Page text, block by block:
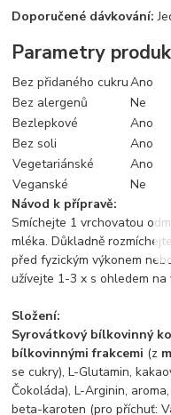
Doporučené dávkování:
Parametry
Bez přidaného cukruAno
Bez alergenů
Ne
Bezlepkové
Ano
Bez soli
Ano
Vegetariánské
Ano
Veganské
Ne
Návod k přípravě:
Smíchejte 1 vrchovatou
mléka. Důkladně
před fyzickým výkonem
užívejte 1-3 x s ohledem
Složení:
Syrovátkový bílkovinný
bílkovinnými frakcemi (z
se cukry), L-Glutamin,
Čokoláda), L-Arginin,
beta-karoten (pro příchuť: